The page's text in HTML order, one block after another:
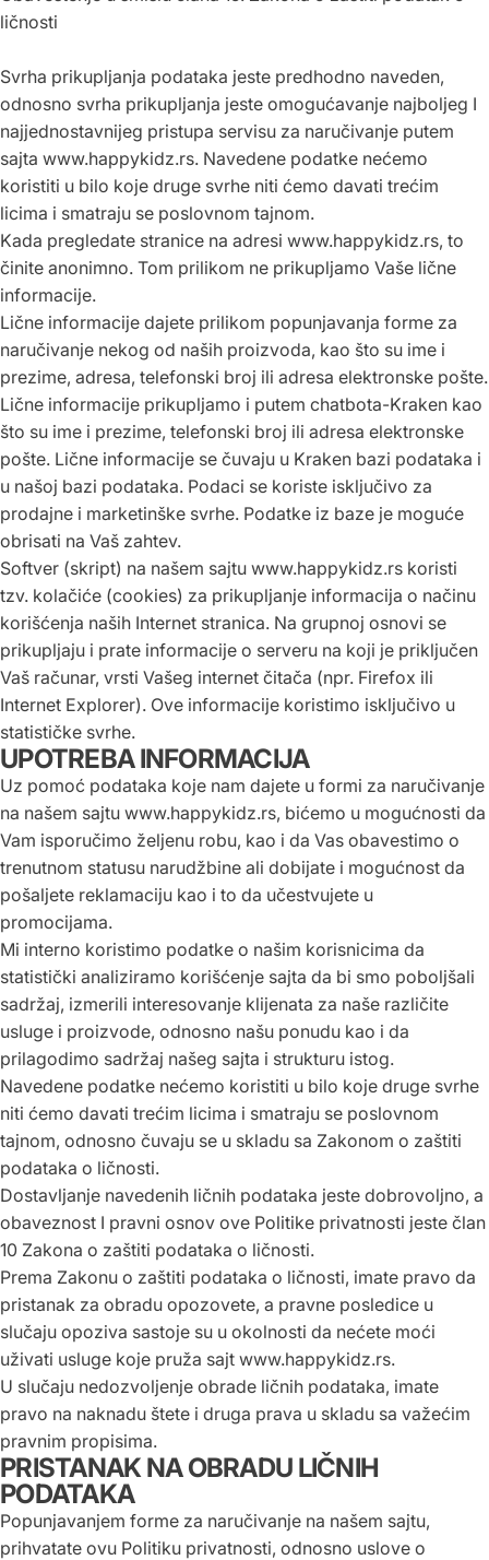
ličnosti
Svrha prikupljanja podataka jeste predhodno naveden,
odnosno svrha prikupljanja jeste omogućavanje najboljeg I
najjednostavnijeg pristupa servisu za naručivanje putem
sajta www.happykidz.rs. Navedene podatke nećemo
koristiti u bilo koje druge svrhe niti ćemo davati trećim
licima i smatraju se poslovnom tajnom.
Kada pregledate stranice na adresi www.happykidz.rs, to
činite anonimno. Tom prilikom ne prikupljamo Vaše lične
informacije.
Lične informacije dajete prilikom popunjavanja forme za
naručivanje nekog od naših proizvoda, kao što su ime i
prezime, adresa, telefonski broj ili adresa elektronske pošte.
Lične informacije prikupljamo i putem chatbota-Kraken kao
što su ime i prezime, telefonski broj ili adresa elektronske
pošte. Lične informacije se čuvaju u Kraken bazi podataka i
u našoj bazi podataka. Podaci se koriste isključivo za
prodajne i marketinške svrhe. Podatke iz baze je moguće
obrisati na Vaš zahtev.
Softver (skript) na našem sajtu www.happykidz.rs koristi
tzv. kolačiće (cookies) za prikupljanje informacija o načinu
korišćenja naših Internet stranica. Na grupnoj osnovi se
prikupljaju i prate informacije o serveru na koji je priključen
Vaš računar, vrsti Vašeg internet čitača (npr. Firefox ili
Internet Explorer). Ove informacije koristimo isključivo u
statističke svrhe.
UPOTREBA INFORMACIJA
Uz pomoć podataka koje nam dajete u formi za naručivanje
na našem sajtu www.happykidz.rs, bićemo u mogućnosti da
Vam isporučimo željenu robu, kao i da Vas obavestimo o
trenutnom statusu narudžbine ali dobijate i mogućnost da
pošaljete reklamaciju kao i to da učestvujete u
promocijama.
Mi interno koristimo podatke o našim korisnicima da
statistički analiziramo korišćenje sajta da bi smo poboljšali
sadržaj, izmerili interesovanje klijenata za naše različite
usluge i proizvode, odnosno našu ponudu kao i da
prilagodimo sadržaj našeg sajta i strukturu istog.
Navedene podatke nećemo koristiti u bilo koje druge svrhe
niti ćemo davati trećim licima i smatraju se poslovnom
tajnom, odnosno čuvaju se u skladu sa Zakonom o zaštiti
podataka o ličnosti.
Dostavljanje navedenih ličnih podataka jeste dobrovoljno, a
obaveznost I pravni osnov ove Politike privatnosti jeste član
10 Zakona o zaštiti podataka o ličnosti.
Prema Zakonu o zaštiti podataka o ličnosti, imate pravo da
pristanak za obradu opozovete, a pravne posledice u
slučaju opoziva sastoje su u okolnosti da nećete moći
uživati usluge koje pruža sajt www.happykidz.rs.
U slučaju nedozvoljenje obrade ličnih podataka, imate
pravo na naknadu štete i druga prava u skladu sa važećim
pravnim propisima.
PRISTANAK NA OBRADU LIČNIH
PODATAKA
Popunjavanjem forme za naručivanje na našem sajtu,
prihvatate ovu Politiku privatnosti, odnosno uslove o